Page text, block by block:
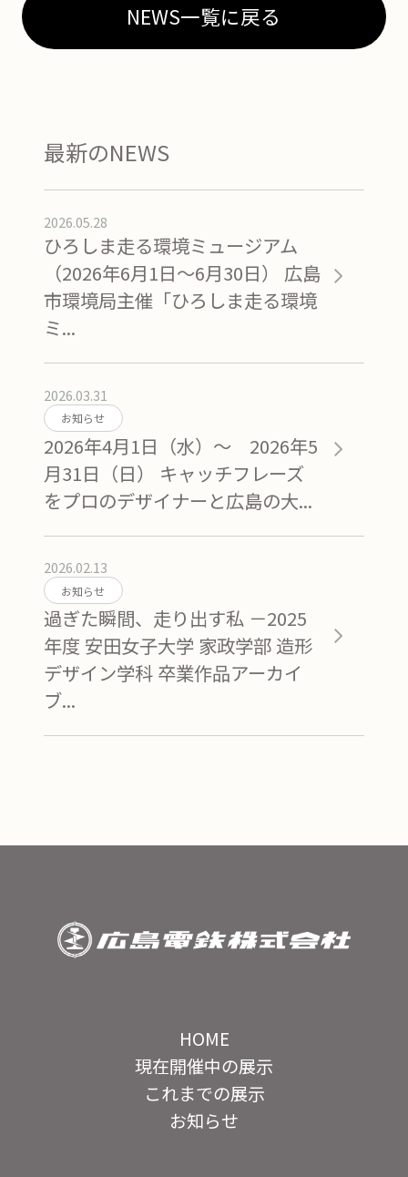
NEWS一覧に戻る
最新のNEWS
2026.05.28
ひろしま走る環境ミュージアム
（2026年6月1日～6月30日） 広島
市環境局主催「ひろしま走る環境
ミ...
2026.03.31
お知らせ
2026年4月1日（水）～ 2026年5
月31日（日） キャッチフレーズ
をプロのデザイナーと広島の大...
2026.02.13
お知らせ
過ぎた瞬間、走り出す私 －2025
年度 安田女子大学 家政学部 造形
デザイン学科 卒業作品アーカイ
ブ...
HOME
現在開催中の展示
これまでの展示
お知らせ